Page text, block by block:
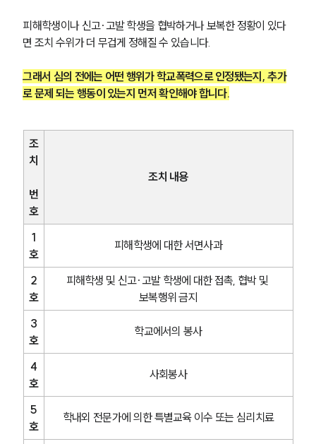
피해학생이나 신고·고발 학생을 협박하거나 보복한 정황이 있다
면 조치 수위가 더 무겁게 정해질 수 있습니다.
그래서 심의 전에는 어떤 행위가 학교폭력으로 인정됐는지, 추가
로 문제 되는 행동이 있는지 먼저 확인해야 합니다.
조
치
번
호
조치 내용
1
호
피해학생에 대한 서면사과
2
호
피해학생 및 신고·고발 학생에 대한 접촉, 협박 및
보복행위 금지
3
호
학교에서의 봉사
4
호
사회봉사
5
호
학내외 전문가에 의한 특별교육 이수 또는 심리치료